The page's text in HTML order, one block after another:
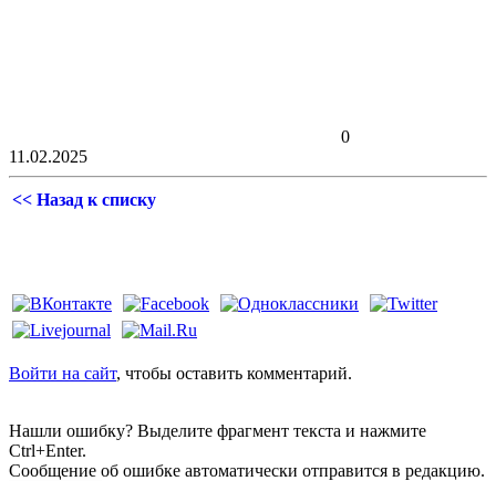
0
11.02.2025
<< Назад к списку
Войти на сайт, чтобы оставить комментарий.
Нашли ошибку? Выделите фрагмент текста и нажмите
Ctrl+Enter.
Сообщение об ошибке автоматически отправится в редакцию.